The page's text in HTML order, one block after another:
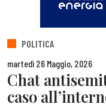
POLITICA
martedì 26 Maggio, 2026
Chat
caso